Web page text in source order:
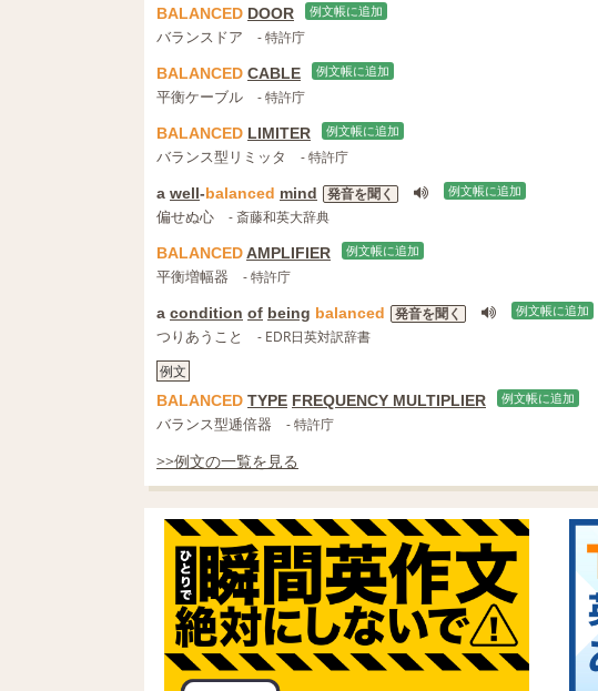
BALANCED DOOR 例文帳に追加
バランスドア - 特許庁
BALANCED CABLE 例文帳に追加
平衡ケーブル - 特許庁
BALANCED LIMITER 例文帳に追加
バランス型リミッタ - 特許庁
a well-balanced mind 発音を聞く 例文帳に追加
偏せぬ心 - 斎藤和英大辞典
BALANCEDAMPLIFIER 例文帳に追加
平衡増幅器 - 特許庁
a condition of being balanced 発音を聞く 例文帳に追加
つりあうこと
- EDR日英対訳辞書
例文
BALANCED TYPE FREQUENCY MULTIPLIER 例文帳に追加
バランス型逓倍器 - 特許庁
>>例文の一覧を見る